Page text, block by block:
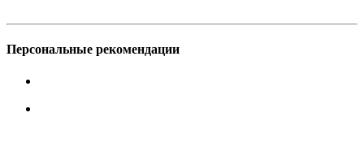
Персональные рекомендации